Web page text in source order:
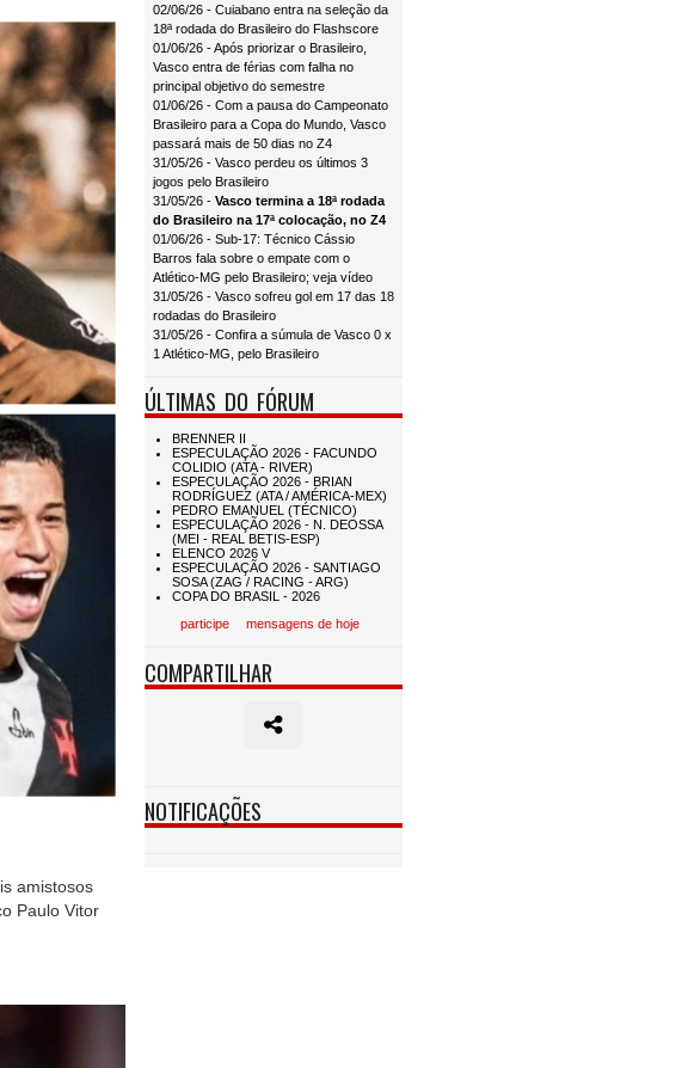
amistosos
Paulo Vitor
02/06/26 - Cuiabano entra na seleção da
18ª rodada do Brasileiro do Flashscore
01/06/26 - Após priorizar o Brasileiro,
Vasco entra de férias com falha no
principal objetivo do semestre
01/06/26 - Com a pausa do Campeonato
Brasileiro para a Copa do Mundo, Vasco
passará mais de 50 dias no Z4
31/05/26 - Vasco perdeu os últimos 3
jogos pelo Brasileiro
31/05/26 - Vasco termina a 18ª rodada
do Brasileiro na 17ª colocação, no Z4
01/06/26 - Sub-17: Técnico Cássio
Barros fala sobre o empate com o
Atlético-MG pelo Brasileiro; veja vídeo
31/05/26 - Vasco sofreu gol em 17 das 18
rodadas do Brasileiro
31/05/26 - Confira a súmula de Vasco 0 x
1 Atlético-MG, pelo Brasileiro
ÚLTIMAS DO FÓRUM
participe mensagens de hoje
COMPARTILHAR
NOTIFICAÇÕES